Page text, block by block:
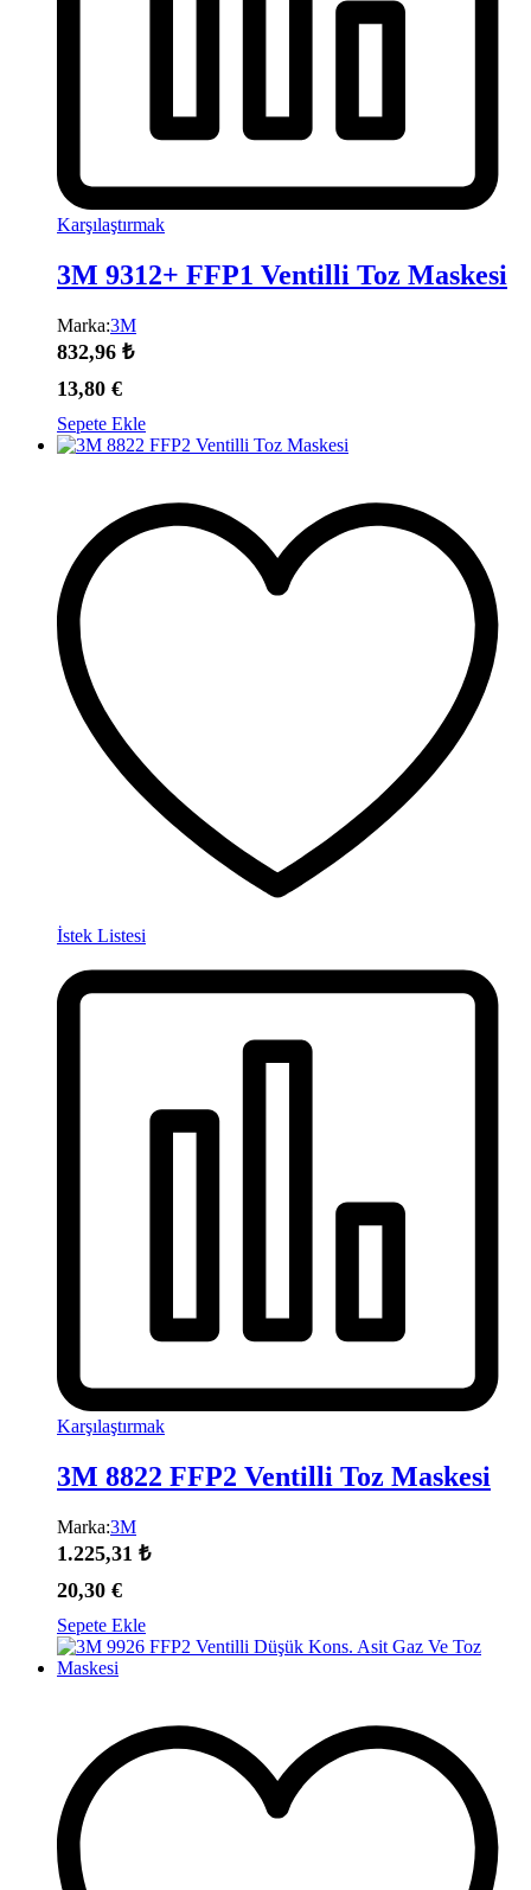
Karşılaştırmak
3M 9312+ FFP1 Ventilli Toz Maskesi
Marka:3M
832,96 ₺
13,80 €
Sepete Ekle
İstek Listesi
Karşılaştırmak
3M 8822 FFP2 Ventilli Toz Maskesi
Marka:3M
1.225,31 ₺
20,30 €
Sepete Ekle